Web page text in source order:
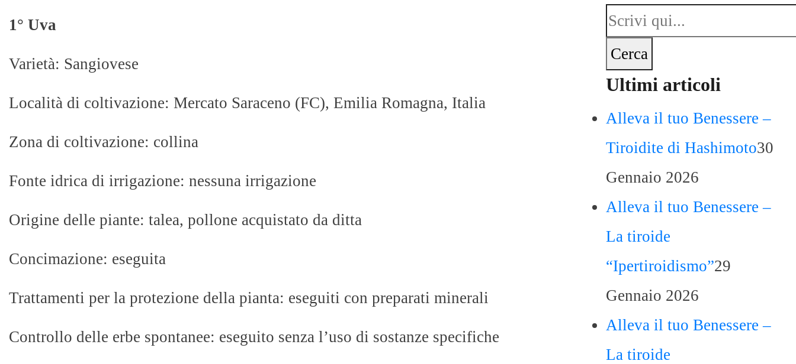
1° Uva
Varietà: Sangiovese
Località di coltivazione: Mercato Saraceno (FC), Emilia Romagna, Italia
Zona di coltivazione: collina
Fonte idrica di irrigazione: nessuna irrigazione
Origine delle piante: talea, pollone acquistato da ditta
Concimazione: eseguita
Trattamenti per la protezione della pianta: eseguiti con preparati minerali
Controllo delle erbe spontanee: eseguito senza l’uso di sostanze specifiche
Cerca
Cerca
Ultimi articoli
Alleva il tuo Benessere –
Tiroidite di Hashimoto30
Gennaio 2026
Alleva il tuo Benessere –
La tiroide
“Ipertiroidismo”29
Gennaio 2026
Alleva il tuo Benessere –
La tiroide